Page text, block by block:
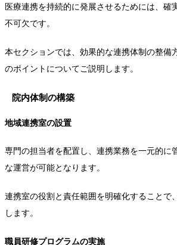
医療連携を持続的に発展させるためには、確
不可欠です。
本セクションでは、効果的な連携体制の整備
のポイントについてご説明します。
院内体制の構築
地域連携室の設置
専門の担当者を配置し、連携業務を一元的に
な運営が可能となります。
連携室の役割と責任範囲を明確化することで
します。
職員研修プログラムの実施